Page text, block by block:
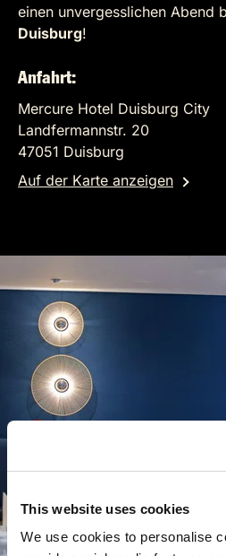
This website uses cookies
We use cookies to personalise
einen unvergesslichen Abend
Duisburg!
Anfahrt:
Mercure Hotel Duisburg City
Landfermannstr. 20
47051 Duisburg
Auf der Karte anzeigen